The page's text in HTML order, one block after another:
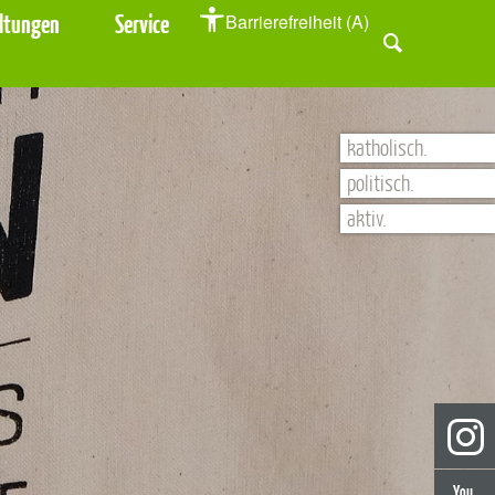
Service
Barrierefreiheit (A)
katholisch.
politisch.
aktiv.